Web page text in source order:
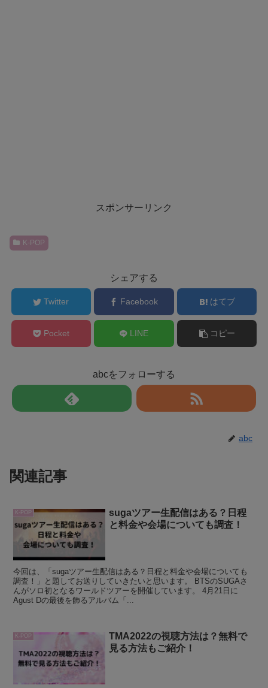
スポンサーリンク
K-POP
シェアする
Twitter Facebook はてブ
Pocket LINE コピー
abcをフォローする
abc
関連記事
K-POP
sugaツアー生配信はある？日程
と料金や会場についても調査！
今回は、「sugaツアー生配信はある？日程と料金や会場についても
調査！」と題してお送りしていきたいと思います。 BTSのSUGAさ
んがソロ初となるワールドツアーを開催しています。 4月21日に
Agust Dの最後を飾るアルバム「...
K-POP
TMA2022の視聴方法は？無料で
見る方法もご紹介！